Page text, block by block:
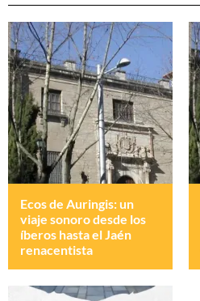
Ecos de Auringis: un
viaje sonoro desde los
íberos hasta el Jaén
renacentista